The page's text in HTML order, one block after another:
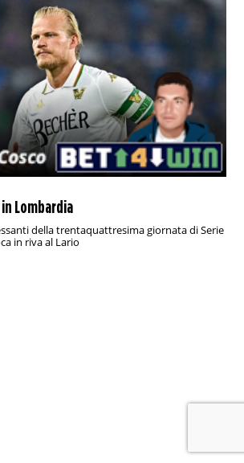
Lombardia
della trentaquattresima giornata di Serie
in riva al Lario